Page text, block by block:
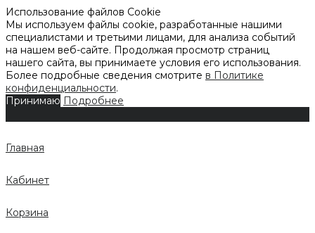
Использование файлов Cookie
Мы используем файлы cookie, разработанные нашими
специалистами и третьими лицами, для анализа событий
на нашем веб-сайте. Продолжая просмотр страниц
нашего сайта, вы принимаете условия его использования.
Более подробные сведения смотрите в Политике
конфиденциальности.
Принимаю Подробнее
Главная
Кабинет
Корзина